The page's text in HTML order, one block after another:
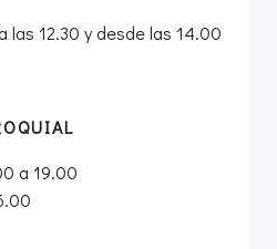
las 12.30 y desde las 14.00
a 19.00